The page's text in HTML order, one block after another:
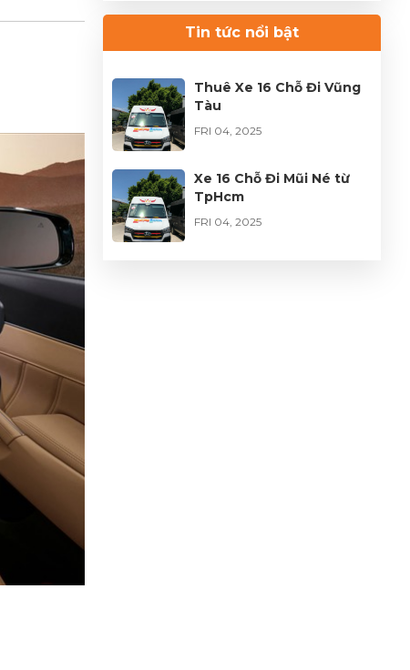
Tổ Hùng Vương – Hành
FRI 04, 2026
Tin tức nổi bật
Thuê Xe 16 Chỗ Đi Vũng
Tàu
FRI 04, 2025
Xe 16 Chỗ Đi Mũi Né từ
TpHcm
FRI 04, 2025